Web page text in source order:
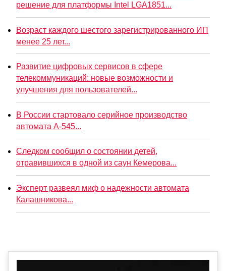
решение для платформы Intel LGA1851...
Возраст каждого шестого зарегистрированного ИП
менее 25 лет...
Развитие цифровых сервисов в сфере
телекоммуникаций: новые возможности и
улучшения для пользователей...
В России стартовало серийное производство
автомата А-545...
Следком сообщил о состоянии детей,
отравившихся в одной из саун Кемерова...
Эксперт развеял миф о надежности автомата
Калашникова...